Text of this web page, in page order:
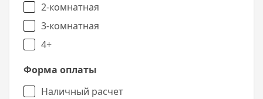
2-комнатная
3-комнатная
4+
Форма оплаты
Наличный расчет